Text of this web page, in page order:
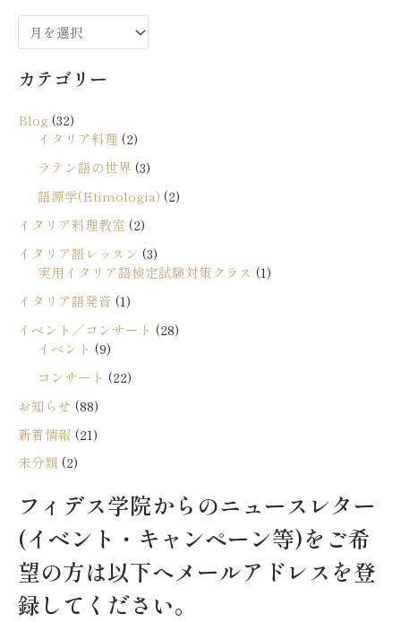
ー
カ
ブ
カテゴリー
Blog(32)
イタリア料理 (2)
ラテン語の世界 (3)
語源学(Etimologia) (2)
イタリア料理教室 (2)
イタリア語レッスン (3)
実用イタリア語検定試験対策クラス (1)
イタリア語発音 (1)
イベント／コンサート (28)
イベント (9)
コンサート (22)
お知らせ (88)
新着情報 (21)
未分類 (2)
フィデス学院からのニュースレター
(イベント・キャンペーン等)をご希
望の方は以下へメールアドレスを登
録してください。